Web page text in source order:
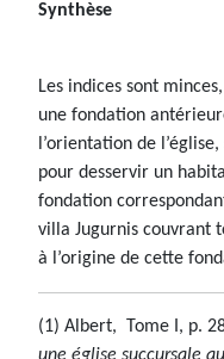
Synthèse
Les indices sont
une fondation
l’orientation de
pour desservir un
fondation
villa Jugurnis couvrant
à l’origine de cette
(1) Albert, Tome I, p.